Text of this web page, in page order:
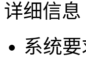
详细信息
系统